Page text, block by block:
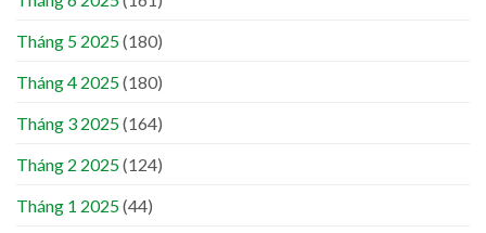
Tháng 5 2025(180)
Tháng 4 2025(180)
Tháng 3 2025(164)
Tháng 2 2025(124)
Tháng 1 2025(44)